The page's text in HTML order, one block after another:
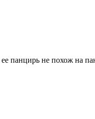
панцирь не похож на